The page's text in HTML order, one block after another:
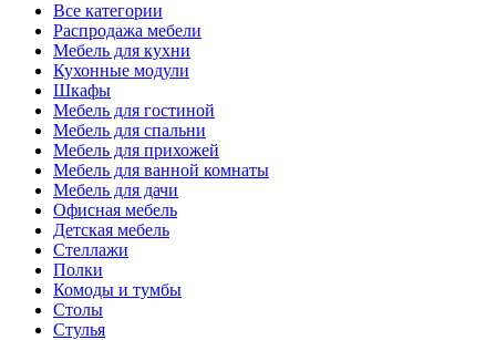
Все категории
Распродажа мебели
Мебель для кухни
Кухонные модули
Шкафы
Мебель для гостиной
Мебель для спальни
Мебель для прихожей
Мебель для ванной комнаты
Мебель для дачи
Офисная мебель
Детская мебель
Стеллажи
Полки
Комоды и тумбы
Столы
Стулья